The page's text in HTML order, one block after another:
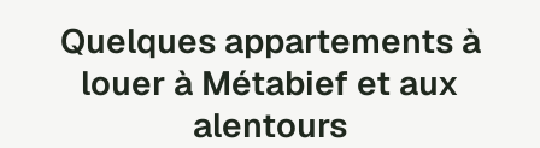
Quelques appartements à
louer à Métabief et aux
alentours